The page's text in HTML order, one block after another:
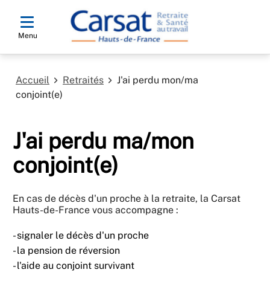
Menu
Accueil Retraités
J'ai perdu mon/ma
conjoint(e)
J'ai perdu ma/mon
conjoint(e)
En cas de décès d'un proche à la retraite, la Carsat
Hauts-de-France vous accompagne :
- signaler le décès d'un proche
- la pension de réversion
- l'aide au conjoint survivant